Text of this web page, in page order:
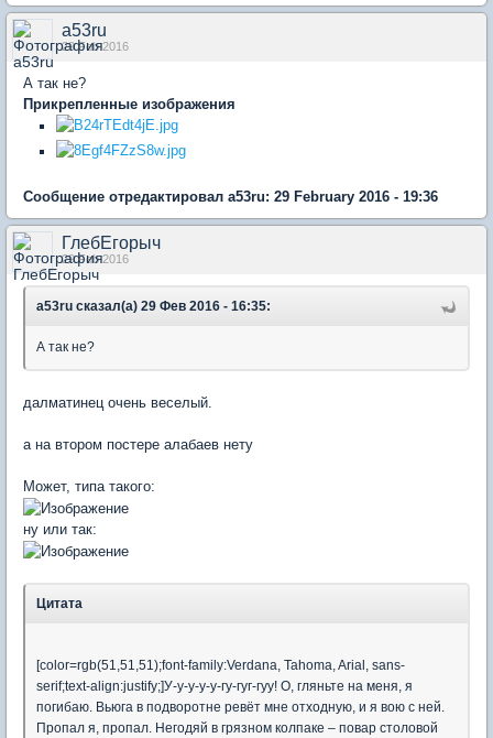
a53ru
29 Feb 2016
А так не?
Прикрепленные изображения
Сообщение отредактировал a53ru: 29 February 2016 - 19:36
ГлебЕгорыч
29 Feb 2016
a53ru сказал(а) 29 Фев 2016 - 16:35:
А так не?
далматинец очень веселый.
а на втором постере алабаев нету
Может, типа такого:
ну или так:
Цитата
[color=rgb(51,51,51);font-family:Verdana, Tahoma, Arial, sans-
serif;text-align:justify;]У-у-у-у-у-гу-гуг-гуу! О, гляньте на меня, я
погибаю. Вьюга в подворотне ревёт мне отходную, и я вою с ней.
Пропал я, пропал. Негодяй в грязном колпаке – повар столовой